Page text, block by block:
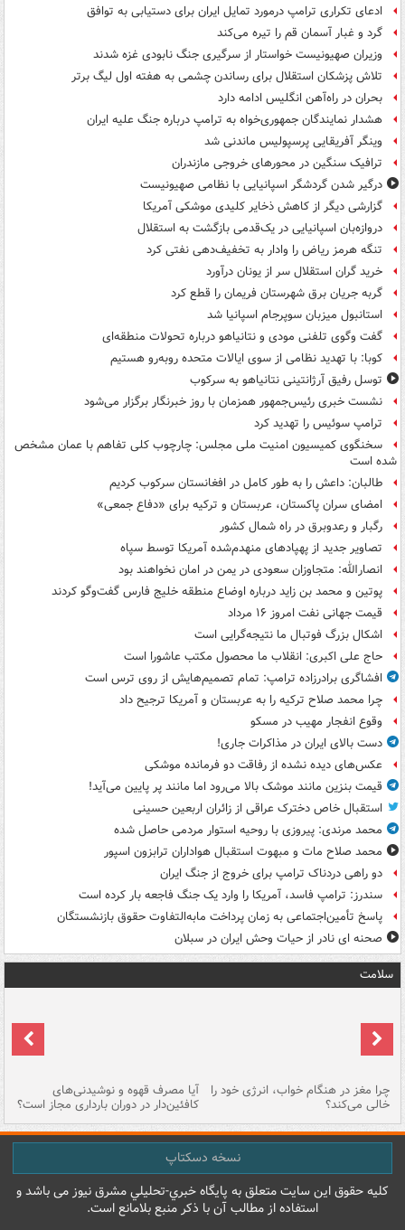
ادعای تکراری ترامپ درمورد تمایل ایران برای دستیابی به توافق
گرد و غبار آسمان قم را تیره می‌کند
وزیران صهیونیست خواستار از سرگیری جنگ نابودی غزه شدند
تلاش پزشکان استقلال برای رساندن چشمی به هفته اول لیگ برتر
بحران در راه‌آهن انگلیس ادامه دارد
هشدار نمایندگان جمهوری‌خواه به ترامپ درباره جنگ علیه ایران
وینگر آفریقایی پرسپولیس ماندنی شد
ترافیک سنگین در محورهای خروجی مازندران
درگیر شدن گردشگر اسپانیایی با نظامی صهیونیست
گزارشی دیگر از کاهش ذخایر کلیدی موشکی آمریکا
دروازه‌بان اسپانیایی در یک‌قدمی بازگشت به استقلال
تنگه هرمز ریاض را وادار به تخفیف‌دهی نفتی کرد
خرید گران استقلال سر از یونان درآورد
گربه جریان برق شهرستان فریمان را قطع کرد
استانبول میزبان سوپرجام اسپانیا شد
گفت وگوی تلفنی مودی و نتانیاهو درباره تحولات منطقه‌ای
کوبا: با تهدید نظامی از سوی ایالات متحده روبه‌رو هستیم
توسل رفیق آرژانتینی نتانیاهو به سرکوب
نشست خبری رئیس‌جمهور همزمان با روز خبرنگار برگزار می‌شود
ترامپ سوئیس را تهدید کرد
سخنگوی کمیسیون امنیت ملی مجلس: چارچوب کلی تفاهم با عمان مشخص
شده است
طالبان: داعش را به طور کامل در افغانستان سرکوب کردیم
امضای سران پاکستان، عربستان و ترکیه برای «دفاع جمعی»
رگبار و رعدوبرق در راه شمال کشور
تصاویر جدید از پهپادهای منهدم‌شده آمریکا توسط سپاه
انصارالله: متجاوزان سعودی در یمن در امان نخواهند بود
پوتین و محمد بن زاید درباره اوضاع منطقه خلیج فارس گفت‌وگو کردند
قیمت جهانی نفت امروز ۱۶ مرداد
اشکال بزرگ فوتبال ما نتیجه‌گرایی است
حاج علی اکبری: انقلاب ما محصول مکتب عاشورا است
افشاگری برادرزاده ترامپ: تمام تصمیم‌هایش از روی ترس است
چرا محمد صلاح ترکیه را به عربستان و آمریکا ترجیح داد
وقوع انفجار مهیب در مسکو
دست بالای ایران در مذاکرات جاری!
عکس‌های دیده نشده از رفاقت دو فرمانده‌ موشکی
قیمت بنزین مانند موشک بالا می‌رود اما مانند پر پایین می‌آید!
استقبال خاص دخترک عراقی از زائران اربعین حسینی
محمد مرندی: پیروزی با روحیه استوار مردمی حاصل شده
محمد صلاح مات و مبهوت استقبال هواداران ترابزون اسپور
دو راهی دردناک ترامپ برای خروج از جنگ ایران
سندرز: ترامپ فاسد، آمریکا را وارد یک جنگ فاجعه بار کرده است
پاسخ تأمین‌اجتماعی به زمان پرداخت مابه‌التفاوت حقوق بازنشستگان
صحنه ای نادر از حیات وحش ایران در سبلان
سلامت
چرا مغز در هنگام خواب، انرژی خود را
خالی می‌کند؟
آیا مصرف قهوه و نوشیدنی‌های
کافئین‌دار در دوران بارداری مجاز است؟
نسخه دسکتاپ
کليه حقوق اين سايت متعلق به پایگاه خبري-تحليلي مشرق نيوز می باشد و
استفاده از مطالب آن با ذکر منبع بلامانع است.